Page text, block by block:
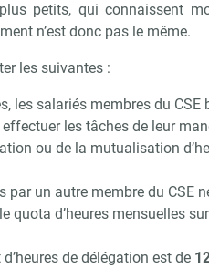
petits, qui connaissent
n’est donc pas le même.
les suivantes :
les salariés membres du CSE
les tâches de leur
ou de la mutualisation
par un autre membre du CSE
quota d’heures mensuelles
de délégation est de